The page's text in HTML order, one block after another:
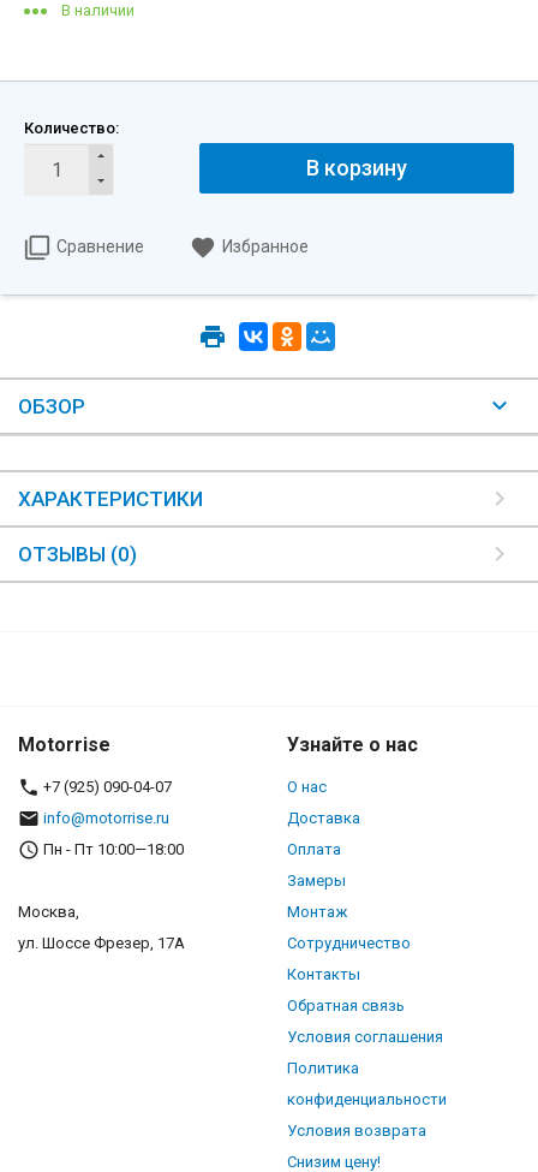
В наличии
Количество:
В корзину
Сравнение Избранное
ОБЗОР
ХАРАКТЕРИСТИКИ
ОТЗЫВЫ (0)
Motorrise
+7 (925) 090-04-07
info@motorrise.ru
Пн - Пт 10:00—18:00
Москва,
ул. Шоссе Фрезер, 17А
Узнайте о нас
О нас
Доставка
Оплата
Замеры
Монтаж
Сотрудничество
Контакты
Обратная связь
Условия соглашения
Политика
конфиденциальности
Условия возврата
Снизим цену!